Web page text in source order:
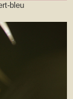
bleu